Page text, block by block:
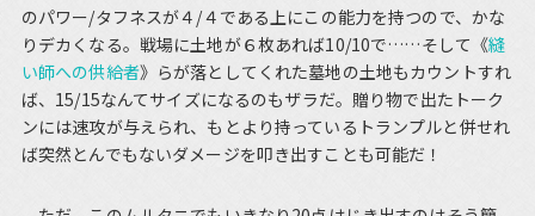
のパワー/タフネスが４/４である上にこの能力を持つので、かな
りデカくなる。戦場に土地が６枚あれば10/10で……そして《縫
い師への供給者》らが落としてくれた墓地の土地もカウントすれ
ば、15/15なんてサイズになるのもザラだ。贈り物で出たトーク
ンには速攻が与えられ、もとより持っているトランプルと併せれ
ば突然とんでもないダメージを叩き出すことも可能だ！